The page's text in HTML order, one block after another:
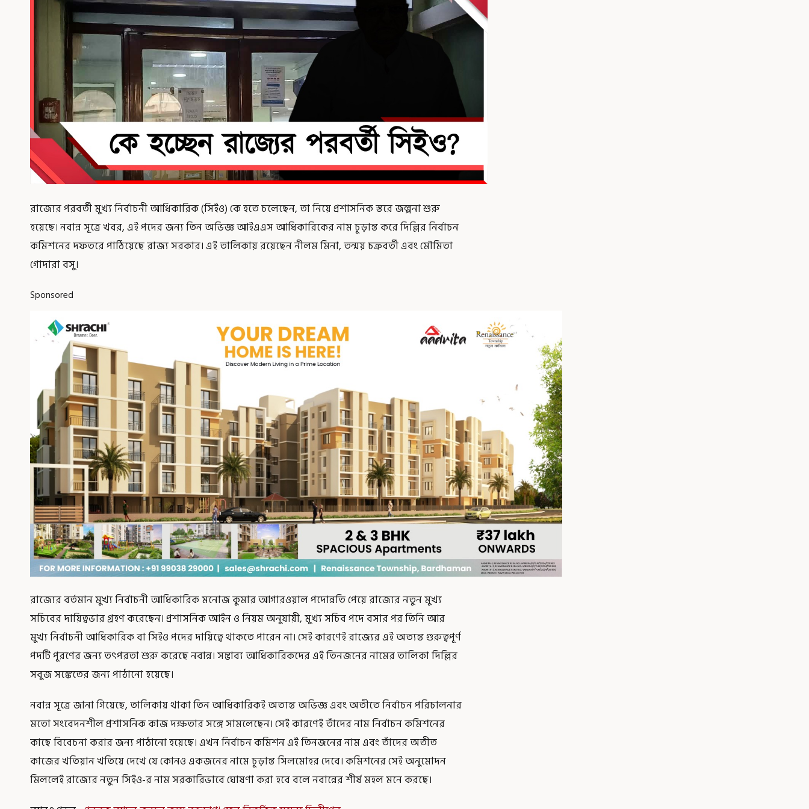
রাজ্যের পরবর্তী মুখ্য নির্বাচনী আধিকারিক (সিইও) কে হতে চলেছেন, তা নিয়ে প্রশাসনিক স্তরে জল্পনা শুরু
হয়েছে। নবান্ন সূত্রে খবর, এই পদের জন্য তিন অভিজ্ঞ আইএএস আধিকারিকের নাম চূড়ান্ত করে দিল্লির নির্বাচন
কমিশনের দফতরে পাঠিয়েছে রাজ্য সরকার। এই তালিকায় রয়েছেন নীলম মিনা, তন্ময় চক্রবর্তী এবং মৌমিতা
গোদারা বসু।
Sponsored
রাজ্যের বর্তমান মুখ্য নির্বাচনী আধিকারিক মনোজ কুমার আগারওয়াল পদোন্নতি পেয়ে রাজ্যের নতুন মুখ্য
সচিবের দায়িত্বভার গ্রহণ করেছেন। প্রশাসনিক আইন ও নিয়ম অনুযায়ী, মুখ্য সচিব পদে বসার পর তিনি আর
মুখ্য নির্বাচনী আধিকারিক বা সিইও পদের দায়িত্বে থাকতে পারেন না। সেই কারণেই রাজ্যের এই অত্যন্ত গুরুত্বপূর্ণ
পদটি পূরণের জন্য তৎপরতা শুরু করেছে নবান্ন। সম্ভাব্য আধিকারিকদের এই তিনজনের নামের তালিকা দিল্লির
সবুজ সঙ্কেতের জন্য পাঠানো হয়েছে।
নবান্ন সূত্রে জানা গিয়েছে, তালিকায় থাকা তিন আধিকারিকই অত্যন্ত অভিজ্ঞ এবং অতীতে নির্বাচন পরিচালনার
মতো সংবেদনশীল প্রশাসনিক কাজ দক্ষতার সঙ্গে সামলেছেন। সেই কারণেই তাঁদের নাম নির্বাচন কমিশনের
কাছে বিবেচনা করার জন্য পাঠানো হয়েছে। এখন নির্বাচন কমিশন এই তিনজনের নাম এবং তাঁদের অতীত
কাজের খতিয়ান খতিয়ে দেখে যে কোনও একজনের নামে চূড়ান্ত সিলমোহর দেবে। কমিশনের সেই অনুমোদন
মিললেই রাজ্যের নতুন সিইও-র নাম সরকারিভাবে ঘোষণা করা হবে বলে নবান্নের শীর্ষ মহল মনে করছে।